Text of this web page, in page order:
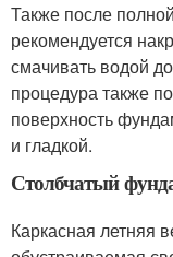
Также после
рекомендуется
смачивать водой
процедура также
поверхность
и гладкой.
Столбчатый
Каркасная летняя